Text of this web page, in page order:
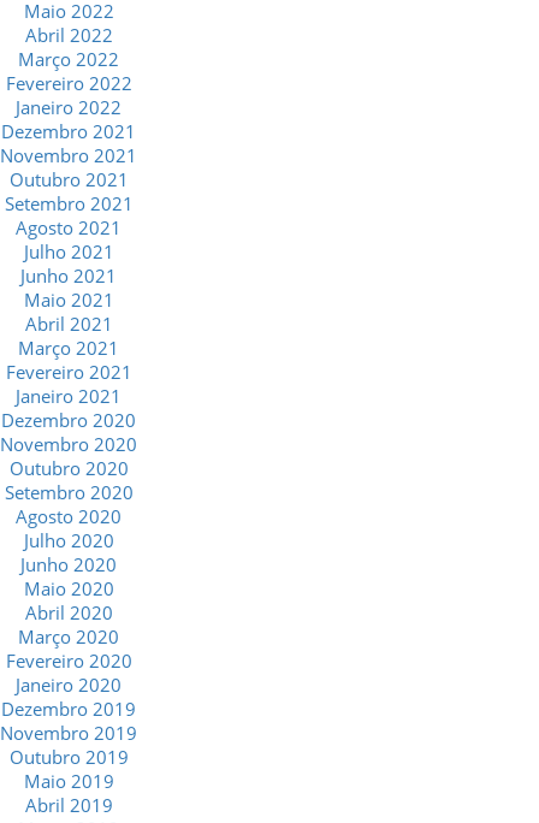
Maio 2022
Abril 2022
Março 2022
Fevereiro 2022
Janeiro 2022
Dezembro 2021
Novembro 2021
Outubro 2021
Setembro 2021
Agosto 2021
Julho 2021
Junho 2021
Maio 2021
Abril 2021
Março 2021
Fevereiro 2021
Janeiro 2021
Dezembro 2020
Novembro 2020
Outubro 2020
Setembro 2020
Agosto 2020
Julho 2020
Junho 2020
Maio 2020
Abril 2020
Março 2020
Fevereiro 2020
Janeiro 2020
Dezembro 2019
Novembro 2019
Outubro 2019
Maio 2019
Abril 2019